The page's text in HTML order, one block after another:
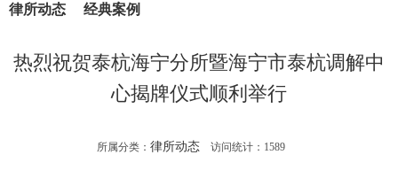
律所动态 经典案例
热烈祝贺泰杭海宁分所暨海宁市泰杭调解中
心揭牌仪式顺利举行
所属分类： 律所动态 访问统计： 1589